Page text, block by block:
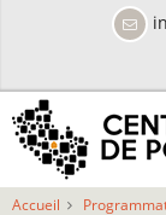
principal
Accueil